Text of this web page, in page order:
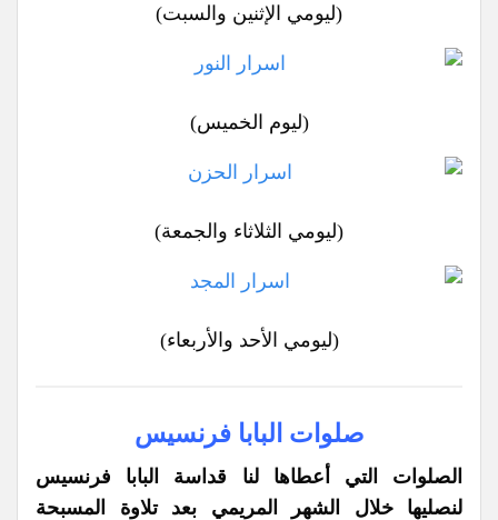
(ليومي الإثنين والسبت)
(ليوم الخميس)
(ليومي الثلاثاء والجمعة)
(ليومي الأحد والأربعاء)
صلوات البابا فرنسيس
الصلوات التي أعطاها لنا قداسة البابا فرنسيس
لنصليها خلال الشهر المريمي بعد تلاوة المسبحة